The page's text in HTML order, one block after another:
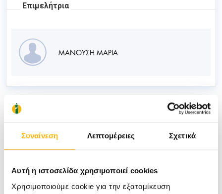
Συναίνεση Λεπτομέρειες Σχετικά
Αυτή η ιστοσελίδα χρησιμοποιεί cookies
Χρησιμοποιούμε cookie για την εξατομίκευση
Επιμελήτρια
ΜΑΝΟΥΣΗ ΜΑΡΙΑ
Νέα